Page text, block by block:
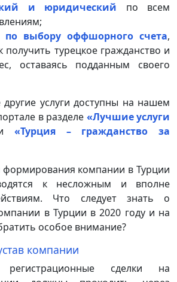
и юридический по всем
по выбору оффшорного счета,
получить турецкое гражданство и
оставаясь подданным своего
услуги доступны на нашем
в разделе «Лучшие услуги
«Турция – гражданство за
компании в Турции
к несложным и вполне
Что следует знать о
в Турции в 2020 году и на
особое внимание?
компании
сделки на